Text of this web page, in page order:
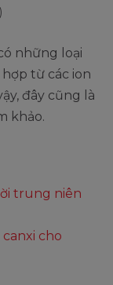
những loại
từ các ion
đây cũng là
khảo.
trung niên
cho